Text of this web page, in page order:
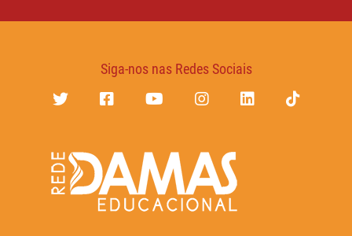
Siga-nos nas Redes Sociais